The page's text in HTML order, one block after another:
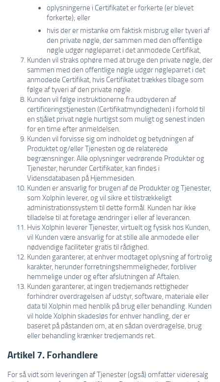
oplysningerne i Certifikatet er forkerte (er blevet
forkerte); eller
hvis der er mistanke om faktisk misbrug eller tyveri af
den private nøgle, der sammen med den offentlige
nøgle udgør nøgleparret i det anmodede Certifikat,
Kunden vil straks ophøre med at bruge den private nøgle, der
sammen med den offentlige nøgle udgør nøgleparret i det
anmodede Certifikat, hvis Certifikatet trækkes tilbage som
følge af tyveri af den private nøgle.
Kunden vil følge instruktionerne fra udbyderen af
certificeringstjenesten (Certifikatmyndigheden) i forhold til
en stjålet privat nøgle hurtigst som muligt og senest inden
for en time efter anmeldelsen.
Kunden vil forvisse sig om indholdet og betydningen af
Produktet og/eller Tjenesten og de relaterede
begrænsninger. Alle oplysninger vedrørende Produkter og
Tjenester, herunder Certifikater, kan findes i
Vidensdatabasen på Hjemmesiden.
Kunden er ansvarlig for brugen af de Produkter og Tjenester,
som Xolphin leverer, og vil sikre et tilstrækkeligt
administrationssystem til dette formål. Kunden har ikke
tilladelse til at foretage ændringer i eller af leverancen.
Hvis Xolphin leverer Tjenester, virtuelt og fysisk hos Kunden,
vil Kunden være ansvarlig for at stille alle anmodede eller
nødvendige faciliteter gratis til rådighed.
Kunden garanterer, at enhver modtaget oplysning af fortrolig
karakter, herunder forretningshemmeligheder, forbliver
hemmelige under og efter afslutningen af Aftalen.
Kunden garanterer, at ingen tredjemands rettigheder
forhindrer overdragelsen af udstyr, software, materiale eller
data til Xolphin med henblik på brug eller behandling. Kunden
vil holde Xolphin skadesløs for enhver handling, der er
baseret på påstanden om, at en sådan overdragelse, brug
eller behandling krænker tredjemands ret.
Artikel 7. Forhandlere
For så vidt som leveringen af Tjenester (også) omfatter videresalg